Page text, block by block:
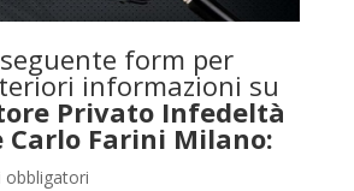
form per
informazioni su
Privato Infedeltà
Carlo Farini Milano:
obbligatori